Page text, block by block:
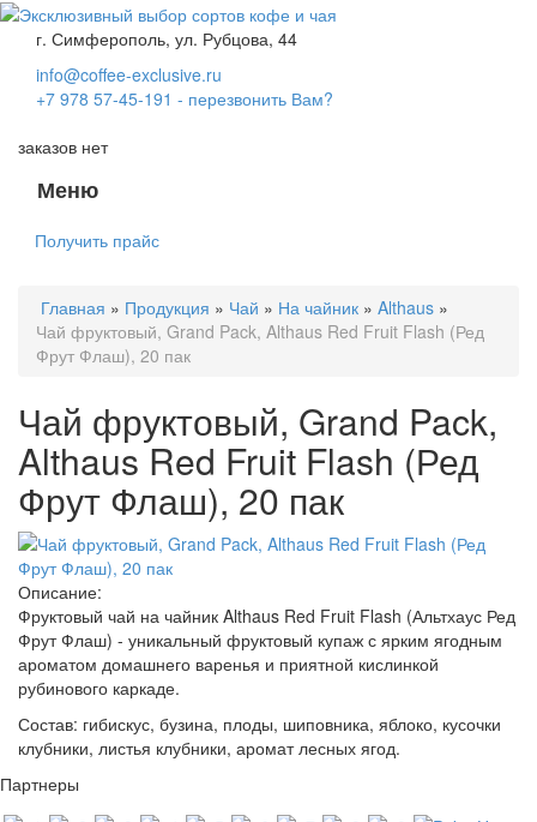
г. Симферополь, ул. Рубцова, 44
info@coffee-exclusive.ru
+7 978 57-45-191 - перезвонить Вам?
заказов нет
Меню
Получить прайс
Главная » Продукция » Чай » На чайник » Althaus »
Чай фруктовый, Grand Pack, Althaus Red Fruit Flash (Ред
Фрут Флаш), 20 пак
Чай фруктовый, Grand Pack,
Althaus Red Fruit Flash (Ред
Фрут Флаш), 20 пак
Описание:
Фруктовый чай на чайник Althaus Red Fruit Flash (Альтхаус Ред
Фрут Флаш) - уникальный фруктовый купаж с ярким ягодным
ароматом домашнего варенья и приятной кислинкой
рубинового каркаде.
Состав: гибискус, бузина, плоды, шиповника, яблоко, кусочки
клубники, листья клубники, аромат лесных ягод.
Партнеры